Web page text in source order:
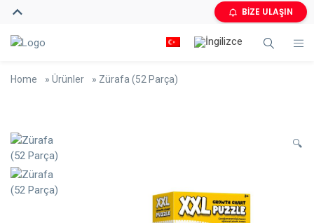
BİZE ULAŞIN
Home » Ürünler » Zürafa (52 Parça)
🔍